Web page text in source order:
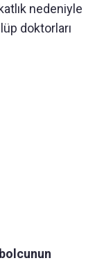
nedeniyle
doktorları